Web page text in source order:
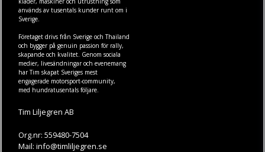
används av tusentals kunder runt om i
Sverige.
Företaget drivs från Sverige och Thailand
och bygger på genuin passion för rally,
skapande och kvalitet. Genom sociala
medier, livesändningar och evenemang
har Tim skapat Sveriges mest
engagerade motorsport-community,
med hundratusentals följare.
Tim Liljegren AB
Org.nr: 559480-7504
Mail: info@timliljegren.se